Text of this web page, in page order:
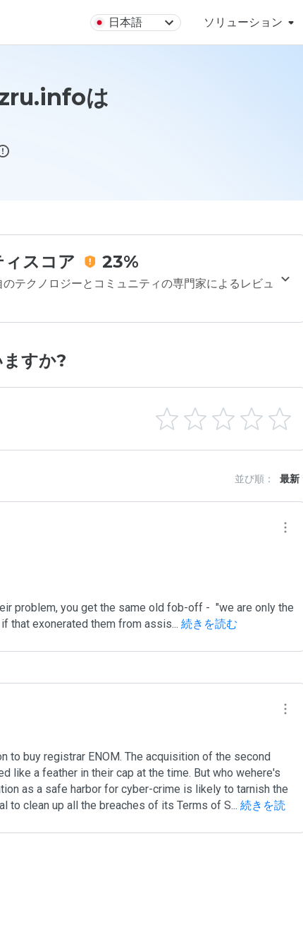
日本語 ソリューション
は
スコア 23%
テクノロジーとコミュニティの専門家によるレビュ
すか?
並び順： 最新
problem, you get the same old fob-off -  "we are only the
that exonerated them from assis... 続きを読む
to buy registrar ENOM. The acquisition of the second
like a feather in their cap at the time. But who wehere's
as a safe harbor for cyber-crime is likely to tarnish the
to clean up all the breaches of its Terms of S... 続きを読